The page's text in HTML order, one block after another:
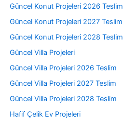
Güncel Konut Projeleri 2026 Teslim
Güncel Konut Projeleri 2027 Teslim
Güncel Konut Projeleri 2028 Teslim
Güncel Villa Projeleri
Güncel Villa Projeleri 2026 Teslim
Güncel Villa Projeleri 2027 Teslim
Güncel Villa Projeleri 2028 Teslim
Hafif Çelik Ev Projeleri